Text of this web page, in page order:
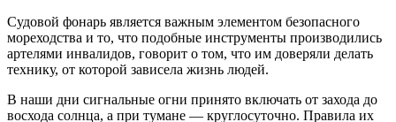
Судовой фонарь является важным элементом безопасного
мореходства и то, что подобные инструменты производились
артелями инвалидов, говорит о том, что им доверяли делать
технику, от которой зависела жизнь людей.
В наши дни сигнальные огни принято включать от захода до
восхода солнца, а при тумане — круглосуточно. Правила их